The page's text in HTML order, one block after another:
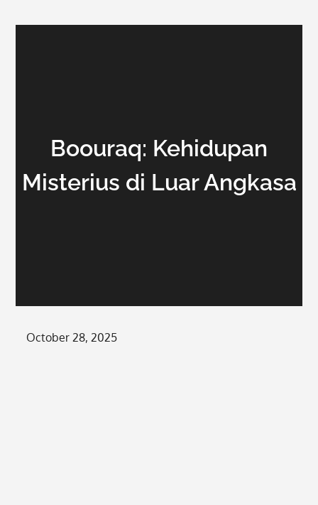
Boouraq: Kehidupan
Misterius di Luar Angkasa
Posted
October 28, 2025